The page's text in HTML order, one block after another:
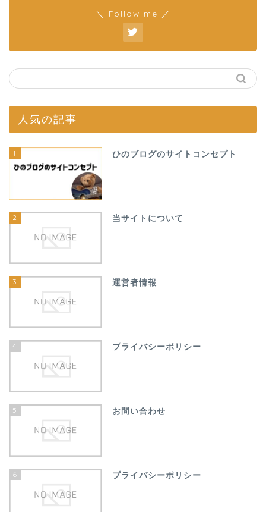
＼ Follow me ／
人気の記事
1 ひのブログのサイトコンセプト
2 当サイトについて
3 運営者情報
4 プライバシーポリシー
5 お問い合わせ
6 プライバシーポリシー